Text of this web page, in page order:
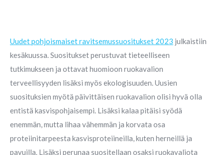
Uudet pohjoismaiset ravitsemussuositukset 2023 julkaistiin
kesäkuussa. Suositukset perustuvat tieteelliseen
tutkimukseen ja ottavat huomioon ruokavalion
terveellisyyden lisäksi myös ekologisuuden. Uusien
suosituksien myötä päivittäisen ruokavalion olisi hyvä olla
entistä kasvispohjaisempi. Lisäksi kalaa pitäisi syödä
enemmän, mutta lihaa vähemmän ja korvata osa
proteiinitarpeesta kasvisproteiineilla, kuten herneillä ja
pavuilla. Lisäksi perunaa suositellaan osaksi ruokavaliota